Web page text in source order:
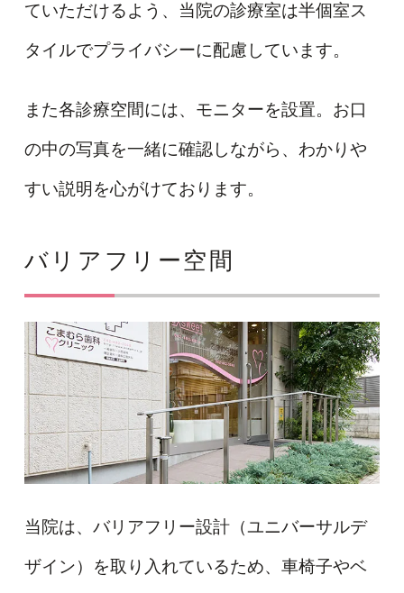
ていただけるよう、当院の診療室は半個室ス
タイルでプライバシーに配慮しています。
また各診療空間には、モニターを設置。お口
の中の写真を一緒に確認しながら、わかりや
すい説明を心がけております。
バリアフリー空間
当院は、バリアフリー設計（ユニバーサルデ
ザイン）を取り入れているため、車椅子やベ